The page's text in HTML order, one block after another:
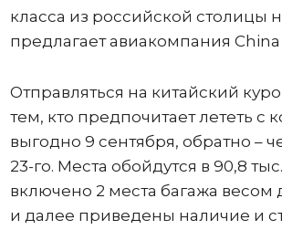
класса из российской столицы
предлагает авиакомпания
Отправляться на китайский
тем, кто предпочитает лететь с
выгодно 9 сентября, обратно –
23-го. Места обойдутся в 90,8
включено 2 места багажа весом
и далее приведены наличие и